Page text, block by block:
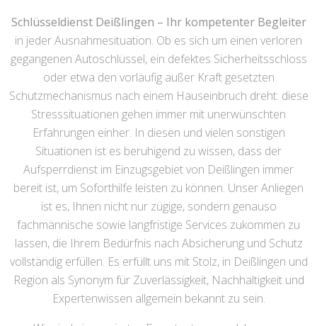
Schlüsseldienst Deißlingen – Ihr kompetenter Begleiter
in jeder Ausnahmesituation. Ob es sich um einen verloren
gegangenen Autoschlüssel, ein defektes Sicherheitsschloss
oder etwa den vorläufig außer Kraft gesetzten
Schutzmechanismus nach einem Hauseinbruch dreht: diese
Stresssituationen gehen immer mit unerwünschten
Erfahrungen einher. In diesen und vielen sonstigen
Situationen ist es beruhigend zu wissen, dass der
Aufsperrdienst im Einzugsgebiet von Deißlingen immer
bereit ist, um Soforthilfe leisten zu können. Unser Anliegen
ist es, Ihnen nicht nur zügige, sondern genauso
fachmännische sowie langfristige Services zukommen zu
lassen, die Ihrem Bedürfnis nach Absicherung und Schutz
vollständig erfüllen. Es erfüllt uns mit Stolz, in Deißlingen und
Region als Synonym für Zuverlässigkeit, Nachhaltigkeit und
Expertenwissen allgemein bekannt zu sein.